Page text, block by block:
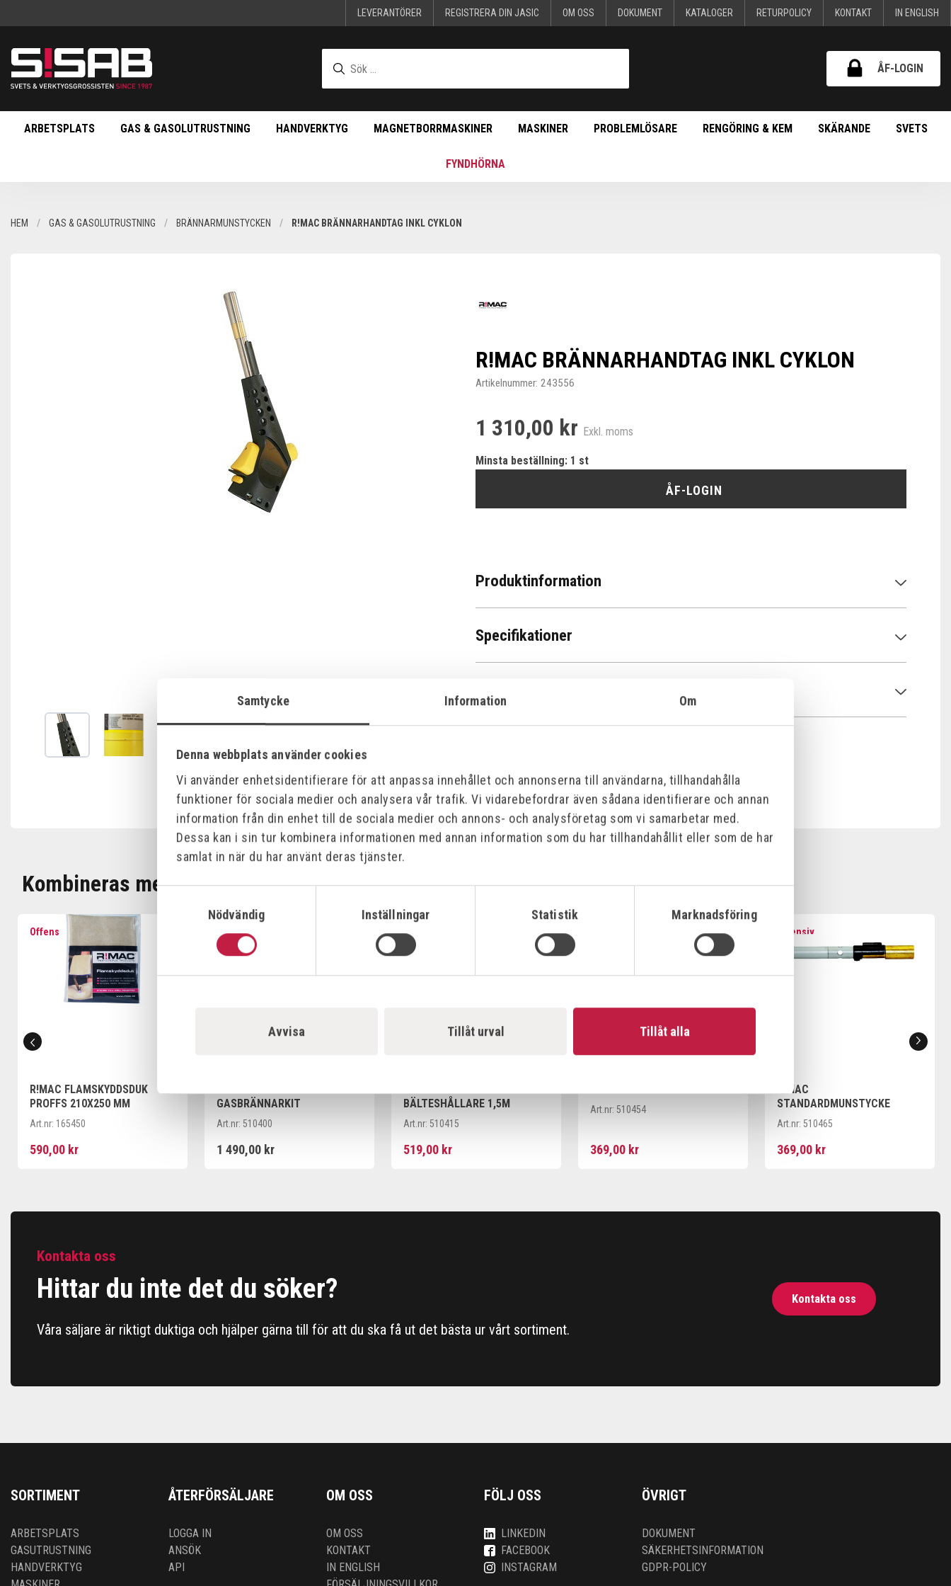
Samtycke Information Om
Denna webbplats använder cookies
Vi använder enhetsidentifierare för att anpassa innehållet och annonserna till användarna, tillhandahålla
funktioner för sociala medier och analysera vår trafik. Vi vidarebefordrar även sådana identifierare och annan
information från din enhet till de sociala medier och annons- och analysföretag som vi samarbetar med.
Dessa kan i sin tur kombinera informationen med annan information som du har tillhandahållit eller som de har
samlat in när du har använt deras tjänster.
Samtyckesval
Nödvändig
Inställningar Statistik Marknadsföring
Avvisa Tillåt urval Tillåt alla
LEVERANTÖRER REGISTRERA DIN JASIC OM OSS DOKUMENT KATALOGER RETURPOLICY KONTAKT IN ENGLISH
ÅF-LOGIN
ARBETSPLATS GAS & GASOLUTRUSTNING HANDVERKTYG MAGNETBORRMASKINER MASKINER PROBLEMLÖSARE RENGÖRING & KEM SKÄRANDE SVETS
FYNDHÖRNA
HEM GAS & GASOLUTRUSTNING BRÄNNARMUNSTYCKEN R!MAC BRÄNNARHANDTAG INKL CYKLON
R!MAC BRÄNNARHANDTAG INKL CYKLON
Artikelnummer: 243556
1 310,00 kr Exkl. moms
Minsta beställning: 1 st
ÅF-LOGIN
Produktinformation
Specifikationer
Kombineras med
Offensiv
R!MAC FLAMSKYDDSDUK
PROFFS 210X250 MM
Art.nr: 165450
590,00 kr
Offensiv
GASBRÄNNARKIT
Art.nr: 510400
1 490,00 kr
Offensiv
BÄLTESHÅLLARE 1,5M
Art.nr: 510415
519,00 kr
Art.nr: 510454
369,00 kr
Offensiv
R!MAC
STANDARDMUNSTYCKE
Art.nr: 510465
369,00 kr
Kontakta oss
Hittar du inte det du söker?
Våra säljare är riktigt duktiga och hjälper gärna till för att du ska få ut det bästa ur vårt sortiment.
Kontakta oss
SORTIMENT
ARBETSPLATS
GASUTRUSTNING
HANDVERKTYG
ÅTERFÖRSÄLJARE
LOGGA IN
ANSÖK
API
OM OSS
OM OSS
KONTAKT
IN ENGLISH
FÖLJ OSS
LINKEDIN
FACEBOOK
INSTAGRAM
ÖVRIGT
DOKUMENT
SÄKERHETSINFORMATION
GDPR-POLICY